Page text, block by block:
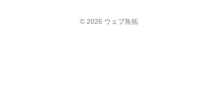
© 2026 ウェブ魚拓